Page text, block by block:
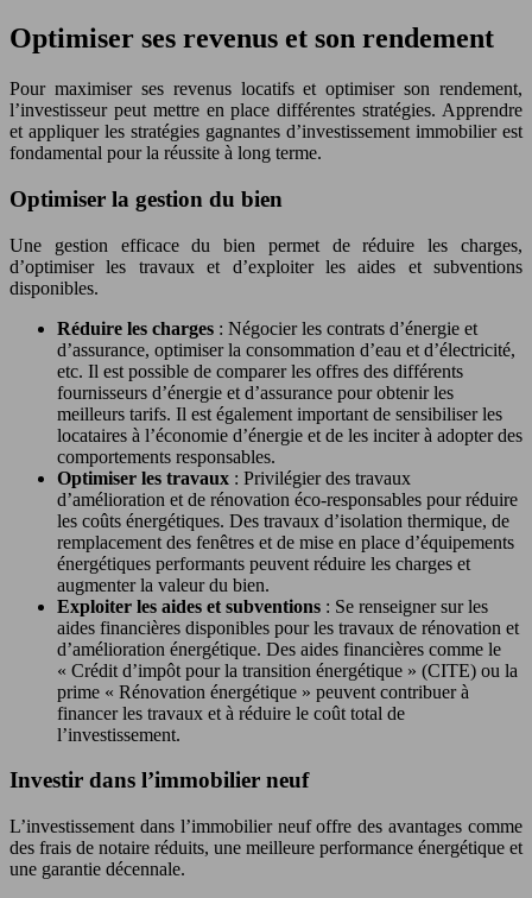
Optimiser ses revenus et son rendement
Pour maximiser ses revenus locatifs et optimiser son rendement,
l’investisseur peut mettre en place différentes stratégies. Apprendre
et appliquer les stratégies gagnantes d’investissement immobilier est
fondamental pour la réussite à long terme.
Optimiser la gestion du bien
Une gestion efficace du bien permet de réduire les charges,
d’optimiser les travaux et d’exploiter les aides et subventions
disponibles.
Réduire les charges : Négocier les contrats d’énergie et
d’assurance, optimiser la consommation d’eau et d’électricité,
etc. Il est possible de comparer les offres des différents
fournisseurs d’énergie et d’assurance pour obtenir les
meilleurs tarifs. Il est également important de sensibiliser les
locataires à l’économie d’énergie et de les inciter à adopter des
comportements responsables.
Optimiser les travaux : Privilégier des travaux
d’amélioration et de rénovation éco-responsables pour réduire
les coûts énergétiques. Des travaux d’isolation thermique, de
remplacement des fenêtres et de mise en place d’équipements
énergétiques performants peuvent réduire les charges et
augmenter la valeur du bien.
Exploiter les aides et subventions : Se renseigner sur les
aides financières disponibles pour les travaux de rénovation et
d’amélioration énergétique. Des aides financières comme le
« Crédit d’impôt pour la transition énergétique » (CITE) ou la
prime « Rénovation énergétique » peuvent contribuer à
financer les travaux et à réduire le coût total de
l’investissement.
Investir dans l’immobilier neuf
L’investissement dans l’immobilier neuf offre des avantages comme
des frais de notaire réduits, une meilleure performance énergétique et
une garantie décennale.